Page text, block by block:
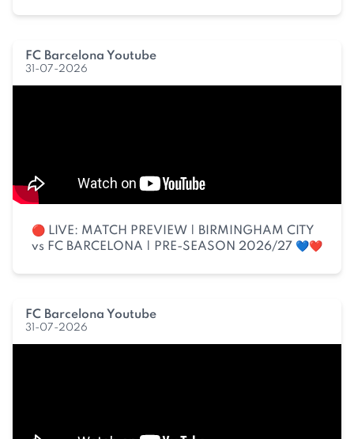
FC Barcelona Youtube
31-07-2026
🔴 LIVE: MATCH PREVIEW | BIRMINGHAM CITY
vs FC BARCELONA | PRE-SEASON 2026/27 💙❤️
FC Barcelona Youtube
31-07-2026